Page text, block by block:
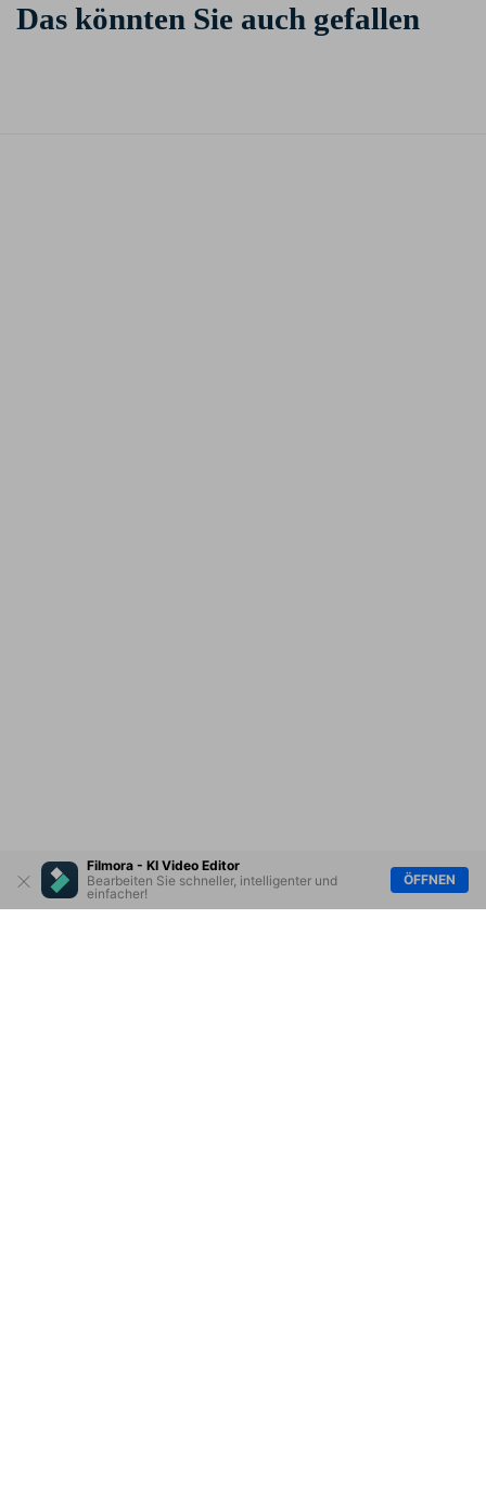
Filmora - KI Video Editor
Bearbeiten Sie schneller, intelligenter und
einfacher!
ÖFFNEN
Das könnten Sie auch gefallen